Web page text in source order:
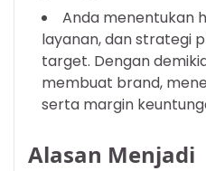
Anda menentukan
layanan, dan strategi
target. Dengan
membuat brand,
serta margin
Alasan Menjadi